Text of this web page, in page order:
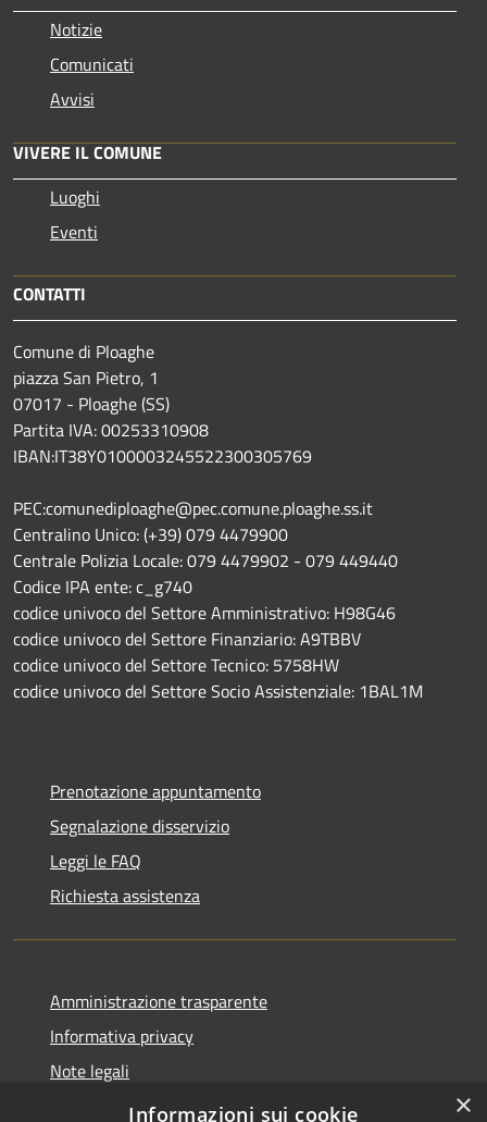
Notizie
Comunicati
Avvisi
VIVERE IL COMUNE
Luoghi
Eventi
CONTATTI
Comune di Ploaghe
piazza San Pietro, 1
07017 - Ploaghe (SS)
Partita IVA: 00253310908
IBAN:IT38Y0100003245522300305769
PEC:comunediploaghe@pec.comune.ploaghe.ss.it
Centralino Unico: (+39) 079 4479900
Centrale Polizia Locale: 079 4479902 - 079 449440
Codice IPA ente: c_g740
codice univoco del Settore Amministrativo: H98G46
codice univoco del Settore Finanziario: A9TBBV
codice univoco del Settore Tecnico: 5758HW
codice univoco del Settore Socio Assistenziale: 1BAL1M
Prenotazione appuntamento
Segnalazione disservizio
Leggi le FAQ
Richiesta assistenza
Amministrazione trasparente
Informativa privacy
Note legali
Dichiarazione di accessibilità
×
Informazioni sui cookie